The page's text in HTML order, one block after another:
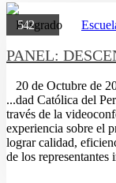
542
Posgrado
PANEL:
20 de Octubre de
...dad Católica del
través de la
experiencia sobre el
lograr calidad,
de los